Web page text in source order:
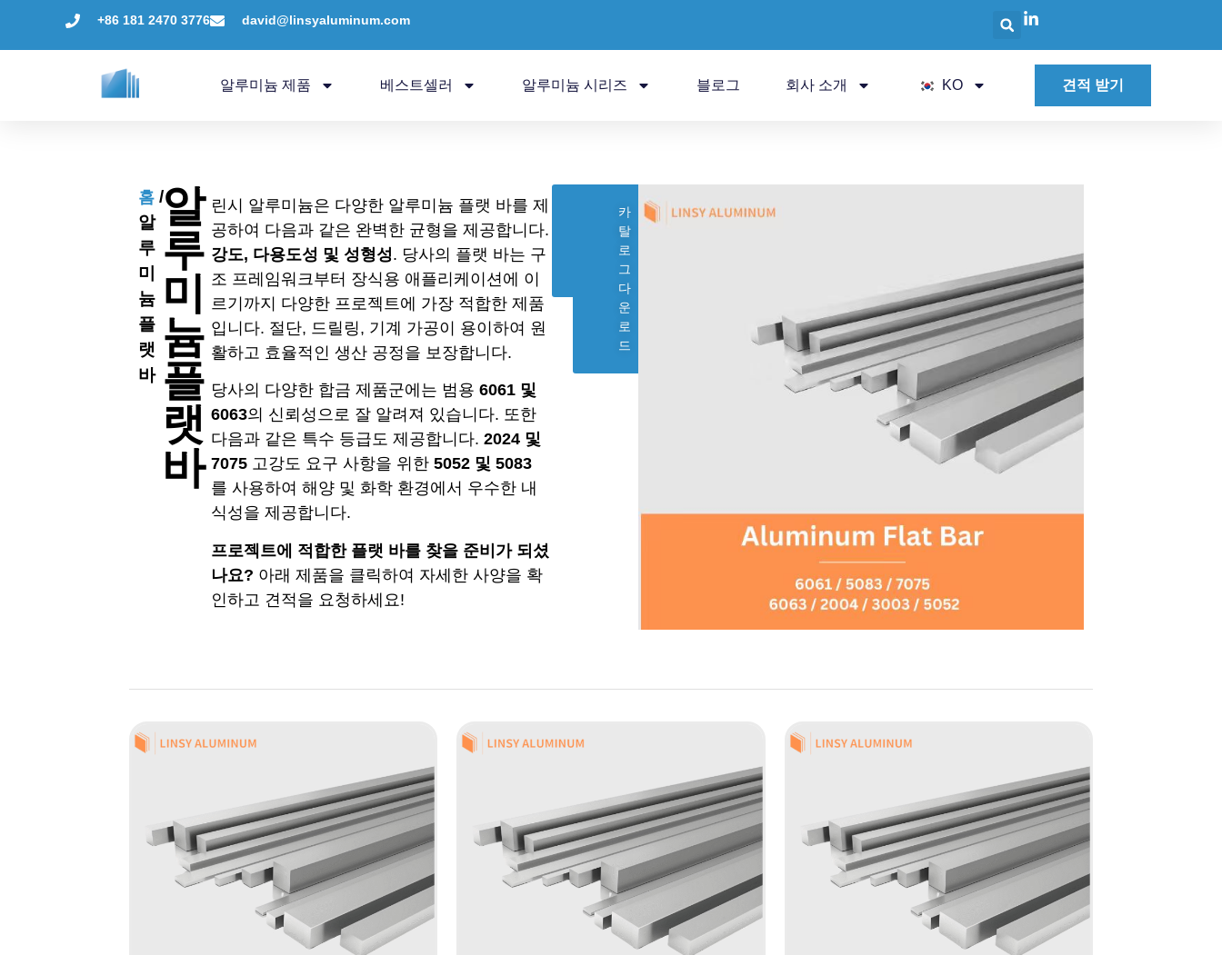
+86 181 2470 3776 david@linsyaluminum.com
알루미늄 제품 베스트셀러 알루미늄 시리즈 블로그 회사 소개 KO 견적 받기
홈 /
알
루
미
늄
플
랫
바
알
루
미
늄
플
랫
바
린시 알루미늄은 다양한 알루미늄 플랫 바를 제
공하여 다음과 같은 완벽한 균형을 제공합니다.
강도, 다용도성 및 성형성. 당사의 플랫 바는 구
조 프레임워크부터 장식용 애플리케이션에 이
르기까지 다양한 프로젝트에 가장 적합한 제품
입니다. 절단, 드릴링, 기계 가공이 용이하여 원
활하고 효율적인 생산 공정을 보장합니다.
당사의 다양한 합금 제품군에는 범용 6061 및
6063의 신뢰성으로 잘 알려져 있습니다. 또한
다음과 같은 특수 등급도 제공합니다. 2024 및
7075고강도 요구 사항을 위한 5052 및 5083
를 사용하여 해양 및 화학 환경에서 우수한 내
식성을 제공합니다.
프로젝트에 적합한 플랫 바를 찾을 준비가 되셨
나요? 아래 제품을 클릭하여 자세한 사양을 확
인하고 견적을 요청하세요!
카
탈
로
그
다
운
로
드